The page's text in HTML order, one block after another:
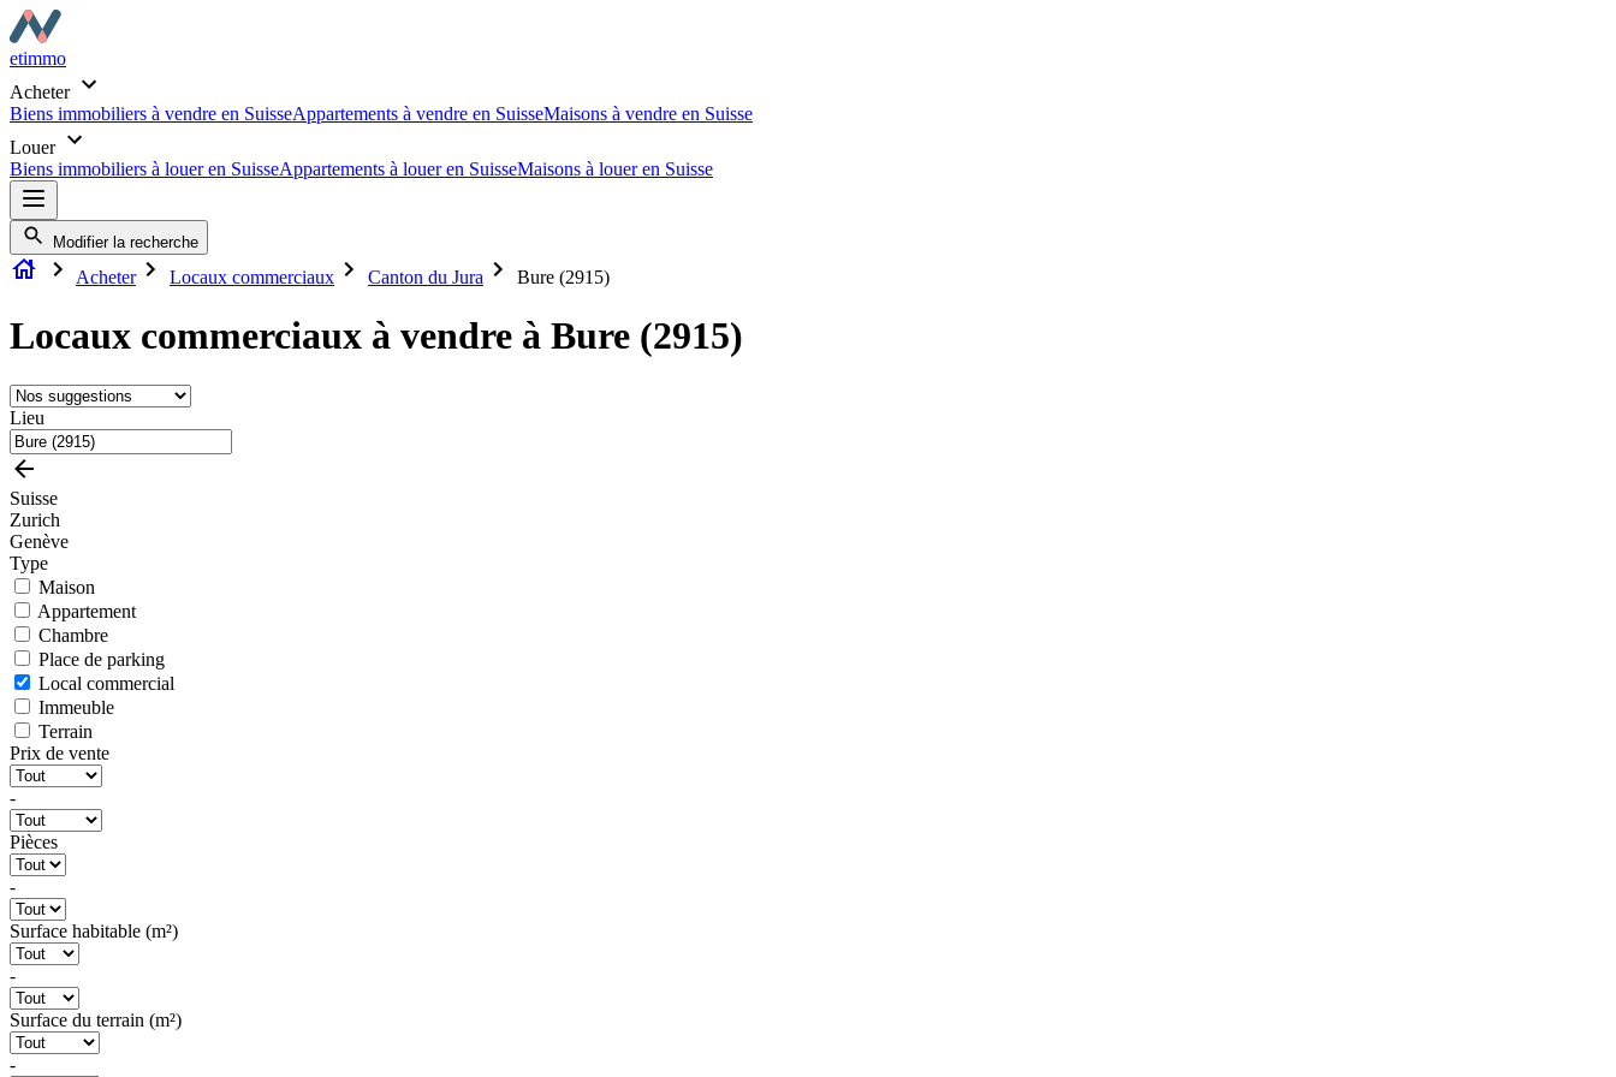
etimmo
Acheter
Biens immobiliers à vendre en SuisseAppartements à vendre en SuisseMaisons à vendre en Suisse
Louer
Biens immobiliers à louer en SuisseAppartements à louer en SuisseMaisons à louer en Suisse
Modifier la recherche
Acheter Locaux commerciaux Canton du Jura Bure (2915)
Locaux commerciaux à vendre à Bure (2915)
Lieu
Suisse
Zurich
Genève
Type
Maison
Appartement
Chambre
Place de parking
Local commercial
Immeuble
Terrain
Prix de vente
-
Pièces
-
Surface habitable (m²)
-
Surface du terrain (m²)
-